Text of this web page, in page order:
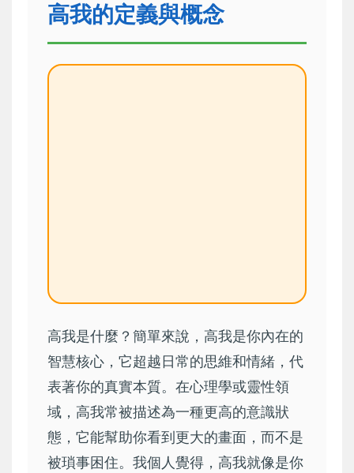
高我的定義與概念
高我是什麼？簡單來說，高我是你內在的
智慧核心，它超越日常的思維和情緒，代
表著你的真實本質。在心理學或靈性領
域，高我常被描述為一種更高的意識狀
態，它能幫助你看到更大的畫面，而不是
被瑣事困住。我個人覺得，高我就像是你